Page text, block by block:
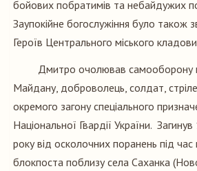
бойових побратимів та небайдужих
Заупокійне богослужіння було також
Героїв Центрального міського
Дмитро очолював самооборону
Майдану, доброволець, солдат,
окремого загону спеціального
Національної Гвардії України.
року від осколочних поранень під
блокпоста поблизу села Саханка